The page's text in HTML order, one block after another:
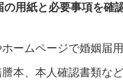
の用紙と必要事項を確
ームページで婚姻届用
本、本人確認書類な